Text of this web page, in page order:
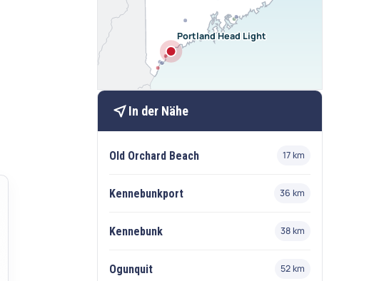
Portland Head Light
near_meIn der Nähe
Old Orchard Beach 17 km
Kennebunkport 36 km
Kennebunk 38 km
Ogunquit 52 km